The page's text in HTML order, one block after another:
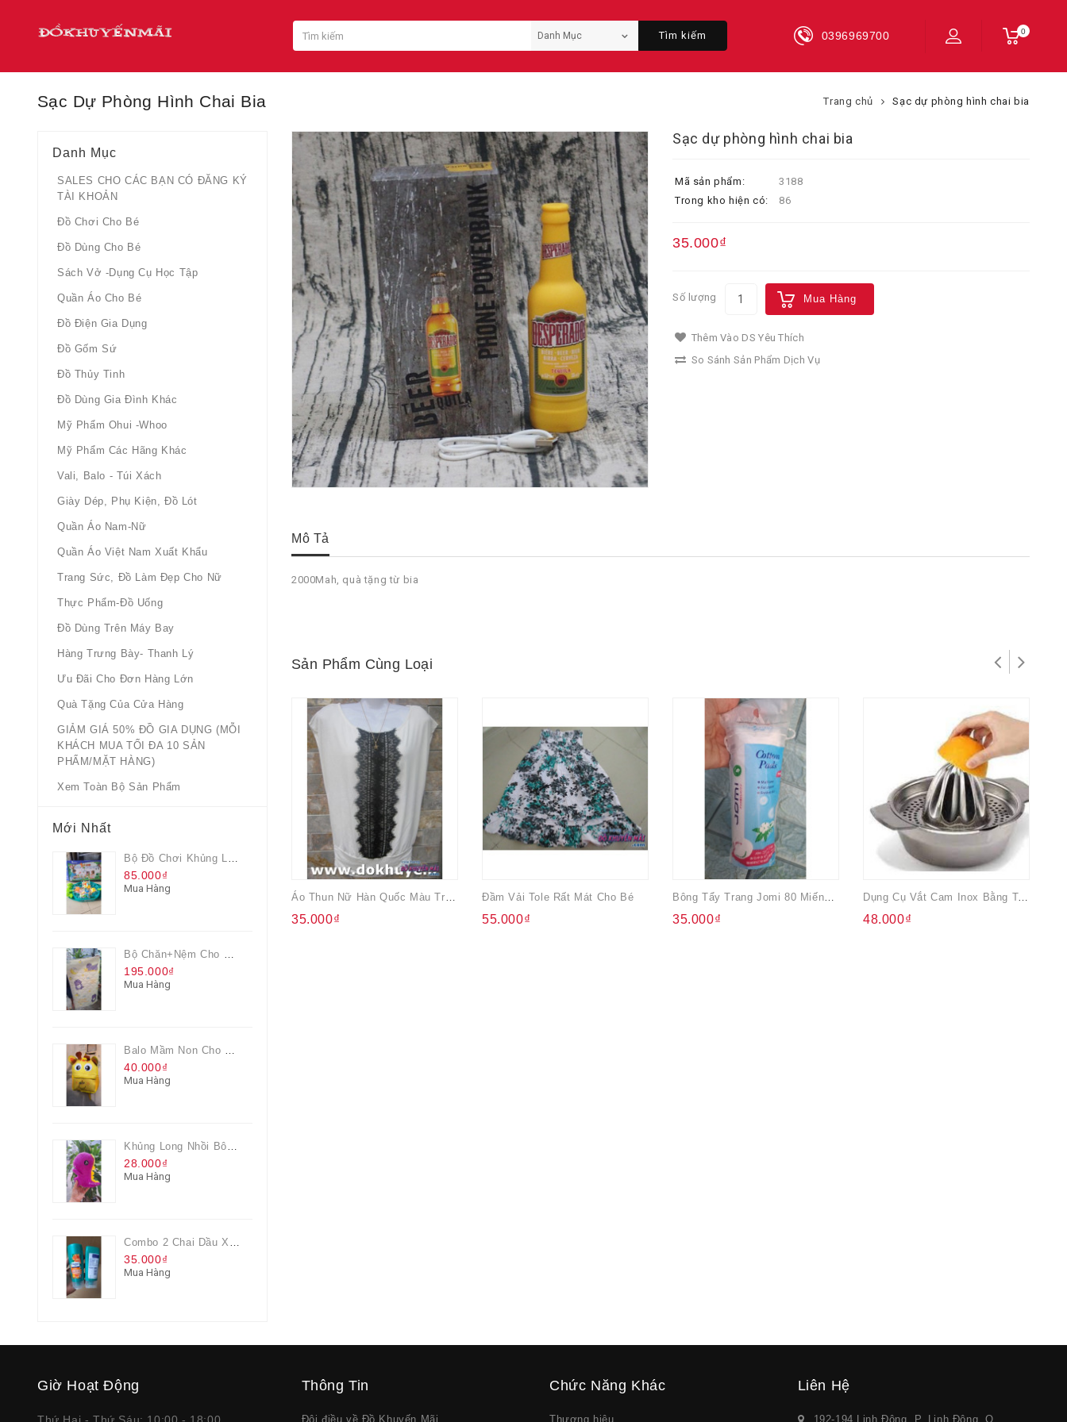
0
0396969700
Tìm kiếm
Sạc Dự Phòng Hình Chai Bia Trang chủ Sạc dự phòng hình chai bia
Danh Mục
SALES CHO CÁC BẠN CÓ ĐĂNG KÝ
TÀI KHOẢN
Đồ Chơi Cho Bé
Đồ Dùng Cho Bé
Sách Vở -dụng Cụ Học Tập
Quần Áo Cho Bé
Đồ Điện Gia Dụng
Đồ Gốm Sứ
Đồ Thủy Tinh
Đồ Dùng Gia Đình Khác
Mỹ Phẩm Ohui -whoo
Mỹ Phẩm Các Hãng Khác
Vali, Balo - Túi Xách
Giày Dép, Phụ Kiện, Đồ Lót
Quần Áo Nam-Nữ
Quần Áo Việt Nam Xuất Khẩu
Trang Sức, Đồ Làm Đẹp Cho Nữ
Thực Phẩm-Đồ Uống
Đồ Dùng Trên Máy Bay
Hàng Trưng Bày- Thanh Lý
Ưu Đãi Cho Đơn Hàng Lớn
Quà Tặng Của Cửa Hàng
GIẢM GIÁ 50% ĐỒ GIA DỤNG (MỖI
KHÁCH MUA TỐI ĐA 10 SẢN
PHẨM/MẶT HÀNG)
Xem Toàn Bộ Sản Phẩm
Mới Nhất
Bộ Đồ Chơi Khủng Long Đại Chiến
85.000₫
Mua Hàng
Bộ Chăn+nệm Cho Bé Everon Quà Từ Pediasure
195.000₫
Mua Hàng
Balo Mầm Non Cho Bé Grow Màu Vàng
40.000₫
Mua Hàng
Khủng Long Nhồi Bông Cho Bé Chơi Màu Tím
28.000₫
Mua Hàng
Combo 2 Chai Dầu Xả Rejoice 3IN1 Siêu Mềm Mượt Chai 60ML
35.000₫
Mua Hàng
Sạc dự phòng hình chai bia
Mã sản phẩm:
3188
Trong kho hiện có:
86
35.000₫
Số lượng Mua Hàng
Thêm Vào DS Yêu Thích
So Sánh Sản Phẩm Dịch Vụ
Mô Tả
2000Mah, quà tặng từ bia
Sản Phẩm Cùng Loại
35.000₫
Đầm Vải Tole Rất Mát Cho Bé
55.000₫ 35.000₫
Dụng Cụ Vắt Cam Inox Bằng Tay
48.000₫
Giờ Hoạt Động Thông Tin
Đôi điều về Đồ Khuyến Mãi
Chức Năng Khác
Thương hiệu
Liên Hệ
192-194 Linh Đông, P. Linh Đông, Q.